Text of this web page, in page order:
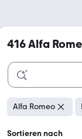
416Alfa
Alfa Romeo
Sortieren nach